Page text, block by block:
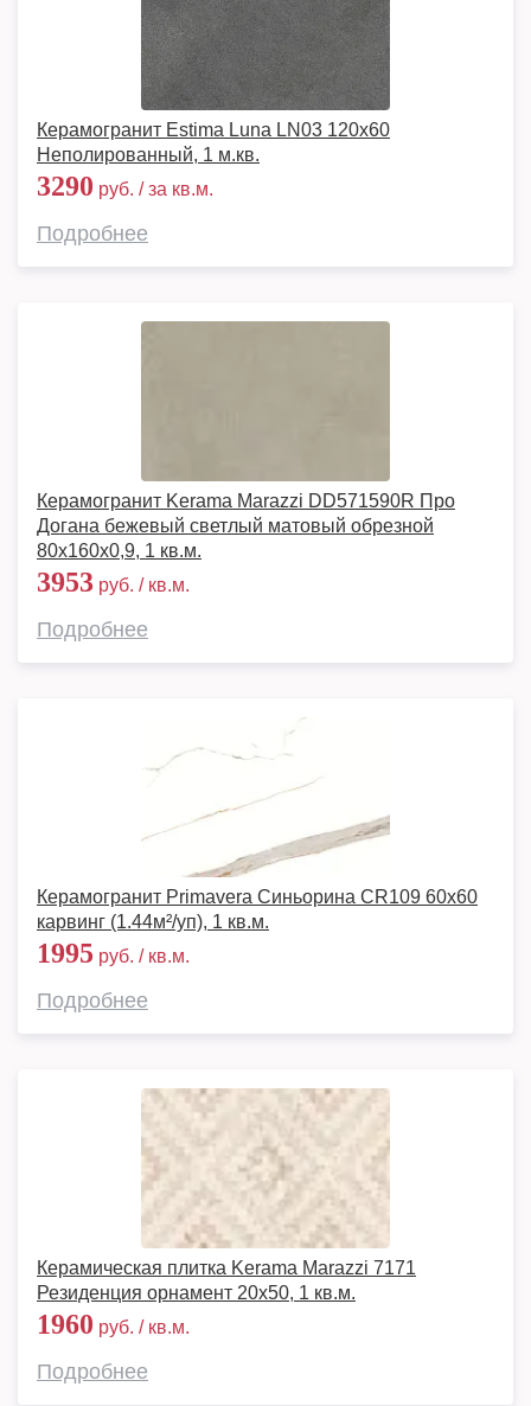
Керамогранит Estima Luna LN03 120x60
Неполированный, 1 м.кв.
3290 руб. / за кв.м.
Подробнее
Керамогранит Kerama Marazzi DD571590R Про
Догана бежевый светлый матовый обрезной
80x160x0,9, 1 кв.м.
3953 руб. / кв.м.
Подробнее
Керамогранит Primavera Синьорина CR109 60x60
карвинг (1.44м²/уп), 1 кв.м.
1995 руб. / кв.м.
Подробнее
Керамическая плитка Kerama Marazzi 7171
Резиденция орнамент 20х50, 1 кв.м.
1960 руб. / кв.м.
Подробнее